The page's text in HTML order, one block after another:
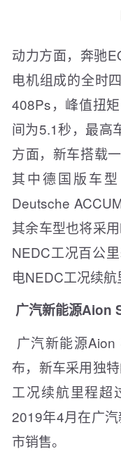
动力方面，奔驰
电机组成的全时
408Ps，峰值扭
间为5.1秒，最高
方面，新车搭载
其中德国版车
Deutsche
其余车型也将采
NEDC工况百公
电NEDC工况续
广汽新能源Aion
广汽新能源
布，新车采用独
工况续航里程超
2019年4月在广
市销售。